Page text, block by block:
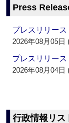
Press
プレスリリー
2026年08月05日
プレスリリー
2026年08月04日
行政情報リス